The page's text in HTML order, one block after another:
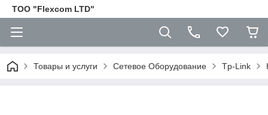
ТОО "Flexcom LTD"
Товары и услуги Сетевое Оборудование Tp-Link